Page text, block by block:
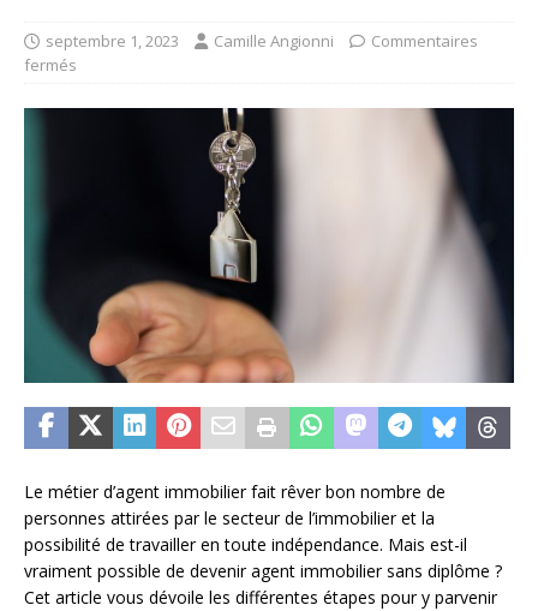
septembre 1, 2023 Camille Angionni
Commentaires
fermés
Le métier d’agent immobilier fait rêver bon nombre de
personnes attirées par le secteur de l’immobilier et la
possibilité de travailler en toute indépendance. Mais est-il
vraiment possible de devenir agent immobilier sans diplôme ?
Cet article vous dévoile les différentes étapes pour y parvenir